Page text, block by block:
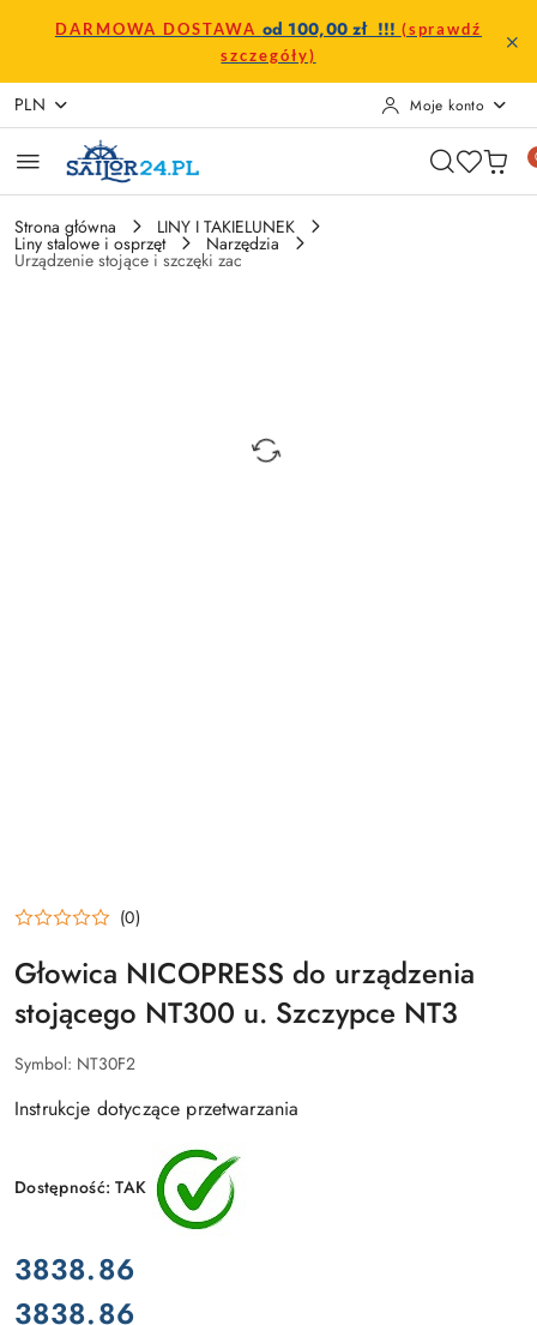
Przejdź do treści głównej
Przejdź do wyszukiwarki
Przejdź do moje konto
Przejdź do menu głównego
Przejdź do opisu produktu
Przejdź do stopki
DARMOWA DOSTAWA od 100,00 zł !!! (sprawdź
szczegóły)
PLN Moje konto
Strona główna LINY I TAKIELUNEK
Liny stalowe i osprzęt Narzędzia
Urządzenie stojące i szczęki zac
(0)
Głowica NICOPRESS do urządzenia
stojącego NT300 u. Szczypce NT3
Symbol: NT30F2
Instrukcje dotyczące przetwarzania
Dostępność:TAK
cena:
3838.86
Cena:
3838.86